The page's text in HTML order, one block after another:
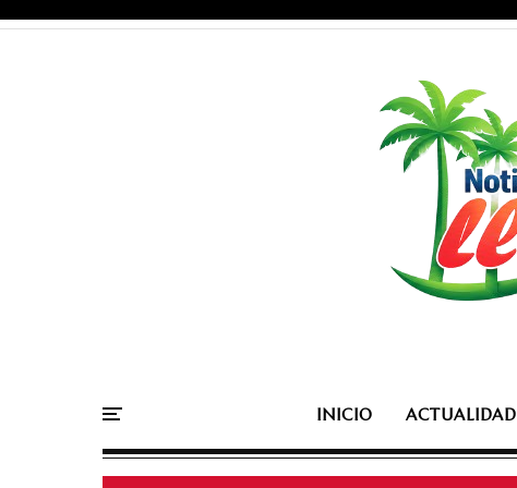
INICIO ACTUALIDAD